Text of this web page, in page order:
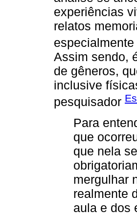
experiências
relatos
Assim sendo,
de gêneros,
inclusive
pesquisador
Para
que
que nela
mergulhar
realmente
aula e dos